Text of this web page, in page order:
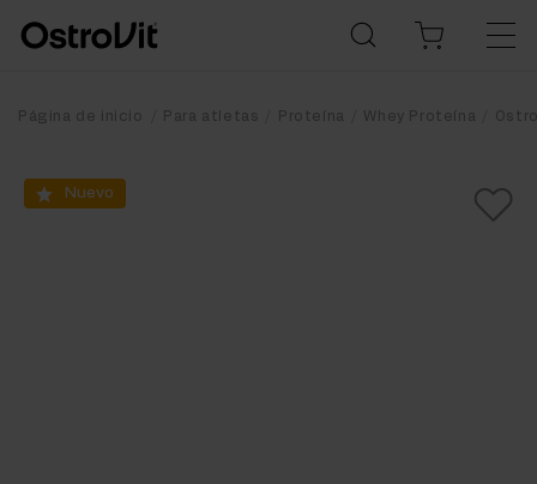
Página de inicio Para atletas Proteína Whey Proteína
Nuevo